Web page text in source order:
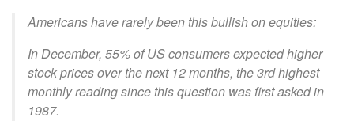
Americans have rarely been this bullish on equities:
In December, 55% of US consumers expected higher
stock prices over the next 12 months, the 3rd highest
monthly reading since this question was first asked in
1987.